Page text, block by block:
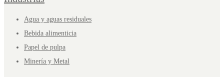
Agua y aguas residuales
Bebida alimenticia
Papel de pulpa
Minería y Metal